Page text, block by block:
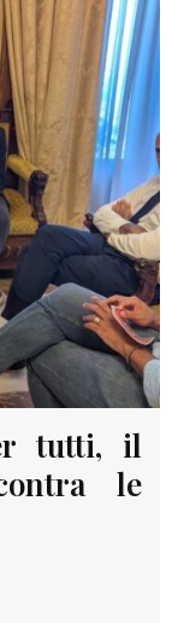
tutti, il
le